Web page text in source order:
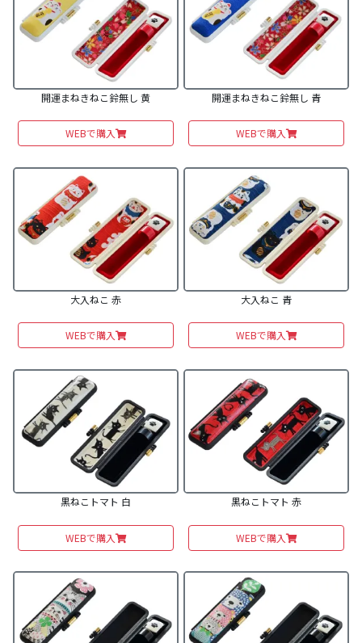
開運まねきねこ鈴無し 黄
WEBで購入
開運まねきねこ鈴無し 青
WEBで購入
大入ねこ 赤
WEBで購入
大入ねこ 青
WEBで購入
黒ねこトマト 白
WEBで購入
黒ねこトマト 赤
WEBで購入